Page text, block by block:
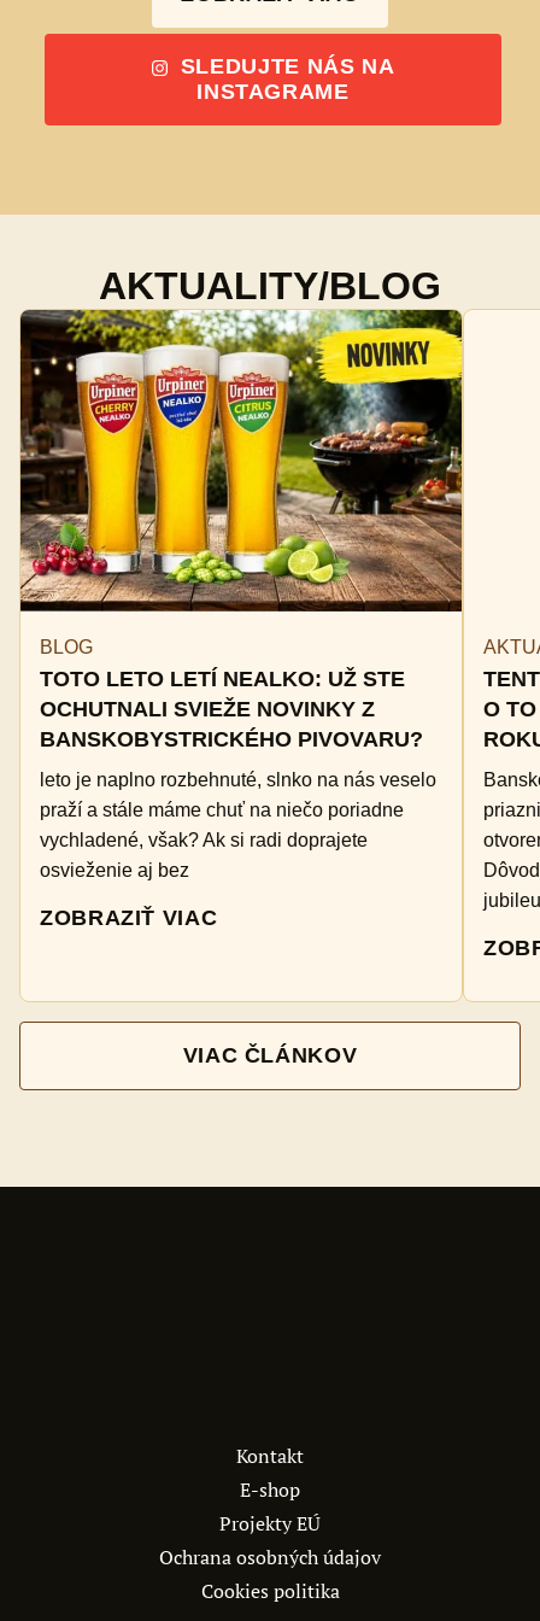
SLEDUJTE NÁS NA
INSTAGRAME
AKTUALITY/BLOG
BLOG
TOTO LETO LETÍ NEALKO: UŽ STE
OCHUTNALI SVIEŽE NOVINKY Z
BANSKOBYSTRICKÉHO PIVOVARU?
leto je naplno rozbehnuté, slnko na nás veselo
praží a stále máme chuť na niečo poriadne
vychladené, však? Ak si radi doprajete
osvieženie aj bez
ZOBRAZIŤ VIAC
O
VIAC ČLÁNKOV
Kontakt
E-shop
Projekty EÚ
Ochrana osobných údajov
Cookies politika